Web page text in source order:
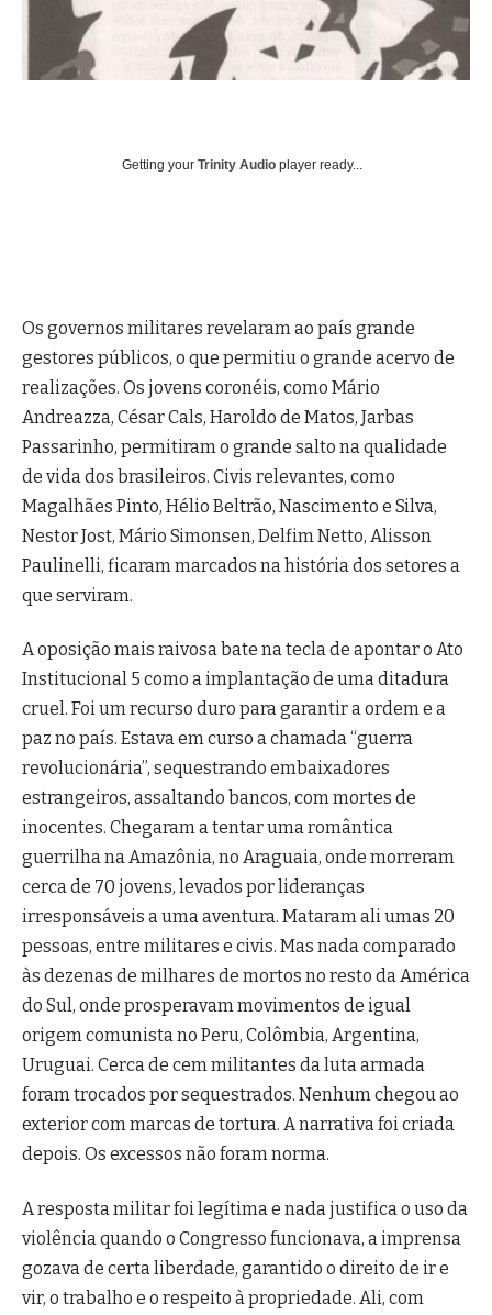
Getting your Trinity Audio player ready...
Os governos militares revelaram ao país grande
gestores públicos, o que permitiu o grande acervo de
realizações. Os jovens coronéis, como Mário
Andreazza, César Cals, Haroldo de Matos, Jarbas
Passarinho, permitiram o grande salto na qualidade
de vida dos brasileiros. Civis relevantes, como
Magalhães Pinto, Hélio Beltrão, Nascimento e Silva,
Nestor Jost, Mário Simonsen, Delfim Netto, Alisson
Paulinelli, ficaram marcados na história dos setores a
que serviram.
A oposição mais raivosa bate na tecla de apontar o Ato
Institucional 5 como a implantação de uma ditadura
cruel. Foi um recurso duro para garantir a ordem e a
paz no país. Estava em curso a chamada “guerra
revolucionária”, sequestrando embaixadores
estrangeiros, assaltando bancos, com mortes de
inocentes. Chegaram a tentar uma romântica
guerrilha na Amazônia, no Araguaia, onde morreram
cerca de 70 jovens, levados por lideranças
irresponsáveis a uma aventura. Mataram ali umas 20
pessoas, entre militares e civis. Mas nada comparado
às dezenas de milhares de mortos no resto da América
do Sul, onde prosperavam movimentos de igual
origem comunista no Peru, Colômbia, Argentina,
Uruguai. Cerca de cem militantes da luta armada
foram trocados por sequestrados. Nenhum chegou ao
exterior com marcas de tortura. A narrativa foi criada
depois. Os excessos não foram norma.
A resposta militar foi legítima e nada justifica o uso da
violência quando o Congresso funcionava, a imprensa
gozava de certa liberdade, garantido o direito de ir e
vir, o trabalho e o respeito à propriedade. Ali, com